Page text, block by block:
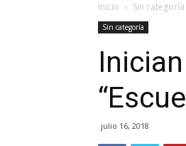
Inicio Sin categoría
Sin categoría
julio 16, 2018